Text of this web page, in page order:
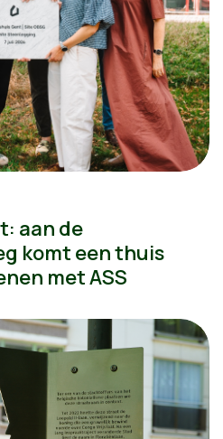
aan de
komt een thuis
met ASS